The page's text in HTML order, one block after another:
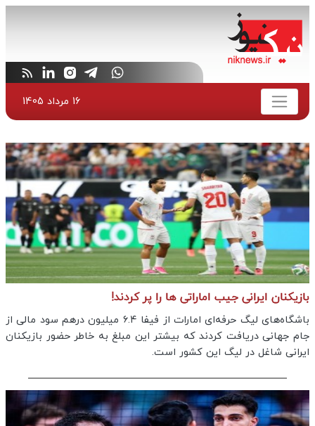
16 مرداد 1405
بازیکنان ایرانی جیب اماراتی ها را پر کردند!
باشگاه‌های لیگ حرفه‌ای امارات از فیفا ۶.۴ میلیون درهم سود مالی از
جام جهانی دریافت کردند که بیشتر این مبلغ به خاطر حضور بازیکنان
ایرانی شاغل در لیگ این کشور است.